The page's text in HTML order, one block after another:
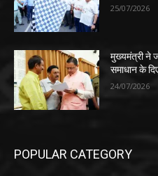
25/07/2026
मुख्यमंत्री ने
समाधान के
24/07/2026
POPULAR CATEGORY